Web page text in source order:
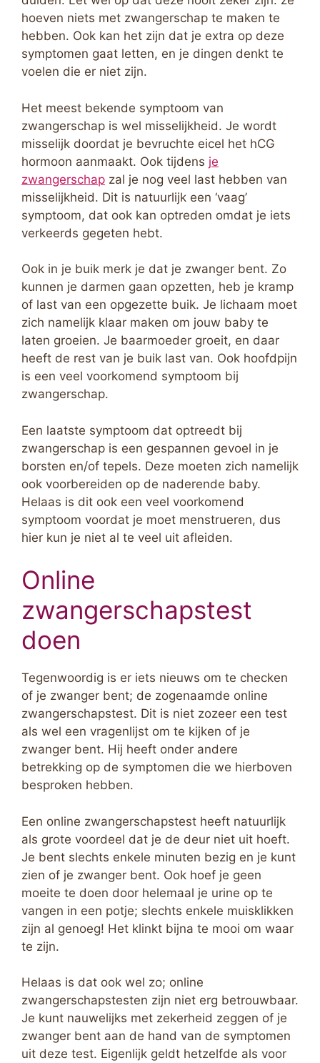
hoeven niets met zwangerschap te maken te
hebben. Ook kan het zijn dat je extra op deze
symptomen gaat letten, en je dingen denkt te
voelen die er niet zijn.
Het meest bekende symptoom van
zwangerschap is wel misselijkheid. Je wordt
misselijk doordat je bevruchte eicel het hCG
hormoon aanmaakt. Ook tijdens je
zwangerschap zal je nog veel last hebben van
misselijkheid. Dit is natuurlijk een ‘vaag’
symptoom, dat ook kan optreden omdat je iets
verkeerds gegeten hebt.
Ook in je buik merk je dat je zwanger bent. Zo
kunnen je darmen gaan opzetten, heb je kramp
of last van een opgezette buik. Je lichaam moet
zich namelijk klaar maken om jouw baby te
laten groeien. Je baarmoeder groeit, en daar
heeft de rest van je buik last van. Ook hoofdpijn
is een veel voorkomend symptoom bij
zwangerschap.
Een laatste symptoom dat optreedt bij
zwangerschap is een gespannen gevoel in je
borsten en/of tepels. Deze moeten zich namelijk
ook voorbereiden op de naderende baby.
Helaas is dit ook een veel voorkomend
symptoom voordat je moet menstrueren, dus
hier kun je niet al te veel uit afleiden.
Online
zwangerschapstest
doen
Tegenwoordig is er iets nieuws om te checken
of je zwanger bent; de zogenaamde online
zwangerschapstest. Dit is niet zozeer een test
als wel een vragenlijst om te kijken of je
zwanger bent. Hij heeft onder andere
betrekking op de symptomen die we hierboven
besproken hebben.
Een online zwangerschapstest heeft natuurlijk
als grote voordeel dat je de deur niet uit hoeft.
Je bent slechts enkele minuten bezig en je kunt
zien of je zwanger bent. Ook hoef je geen
moeite te doen door helemaal je urine op te
vangen in een potje; slechts enkele muisklikken
zijn al genoeg! Het klinkt bijna te mooi om waar
te zijn.
Helaas is dat ook wel zo; online
zwangerschapstesten zijn niet erg betrouwbaar.
Je kunt nauwelijks met zekerheid zeggen of je
zwanger bent aan de hand van de symptomen
uit deze test. Eigenlijk geldt hetzelfde als voor